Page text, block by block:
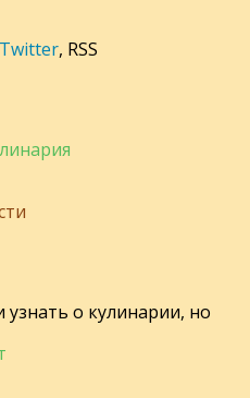
Twitter, RSS
узнать о кулинарии, но